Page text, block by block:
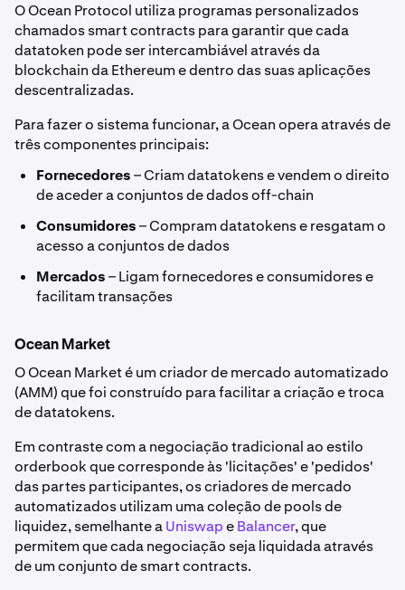
O Ocean Protocol utiliza programas personalizados
chamados smart contracts para garantir que cada
datatoken pode ser intercambiável através da
blockchain da Ethereum e dentro das suas aplicações
descentralizadas.
Para fazer o sistema funcionar, a Ocean opera através de
três componentes principais:
Fornecedores– Criam datatokens e vendem o direito
de aceder a conjuntos de dados off-chain
Consumidores– Compram datatokens e resgatam o
acesso a conjuntos de dados
Mercados– Ligam fornecedores e consumidores e
facilitam transações
Ocean Market
O Ocean Market é um criador de mercado automatizado
(AMM) que foi construído para facilitar a criação e troca
de datatokens.
Em contraste com a negociação tradicional ao estilo
orderbook que corresponde às 'licitações' e 'pedidos'
das partes participantes, os criadores de mercado
automatizados utilizam uma coleção de pools de
liquidez, semelhante aUniswapeBalancer, que
permitem que cada negociação seja liquidada através
de um conjunto de smart contracts.